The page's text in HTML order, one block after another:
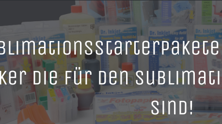
die für den
sind!